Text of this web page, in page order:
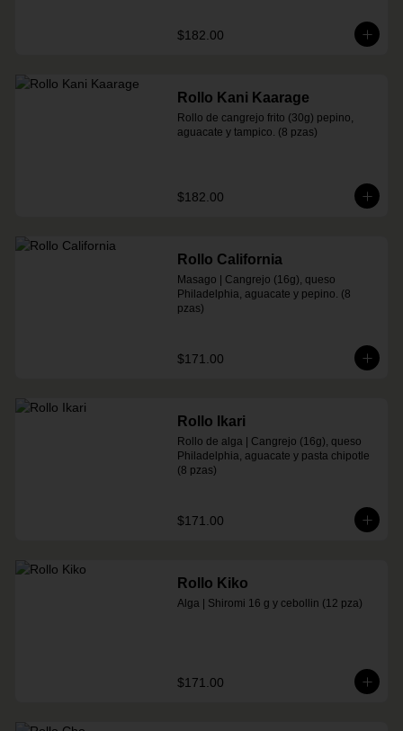
$182.00
Rollo Kani Kaarage
Rollo de cangrejo frito (30g) pepino,
aguacate y tampico. (8 pzas)
$182.00
Rollo California
Masago | Cangrejo (16g), queso
Philadelphia, aguacate y pepino. (8
pzas)
$171.00
Rollo Ikari
Rollo de alga | Cangrejo (16g), queso
Philadelphia, aguacate y pasta chipotle
(8 pzas)
$171.00
Rollo Kiko
Alga | Shiromi 16 g y cebollin (12 pza)
$171.00